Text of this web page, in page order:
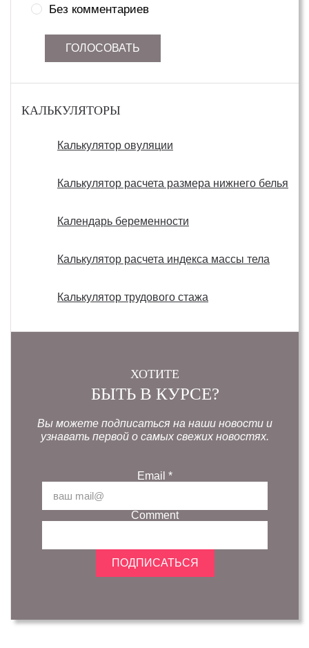
Без комментариев
ГОЛОСОВАТЬ
КАЛЬКУЛЯТОРЫ
Калькулятор овуляции
Калькулятор расчета размера нижнего белья
Календарь беременности
Калькулятор расчета индекса массы тела
Калькулятор трудового стажа
ХОТИТЕ
БЫТЬ В КУРСЕ?
Вы можете подписаться на наши новости и
узнавать первой о самых свежих новостях.
Email *
Comment
ПОДПИСАТЬСЯ